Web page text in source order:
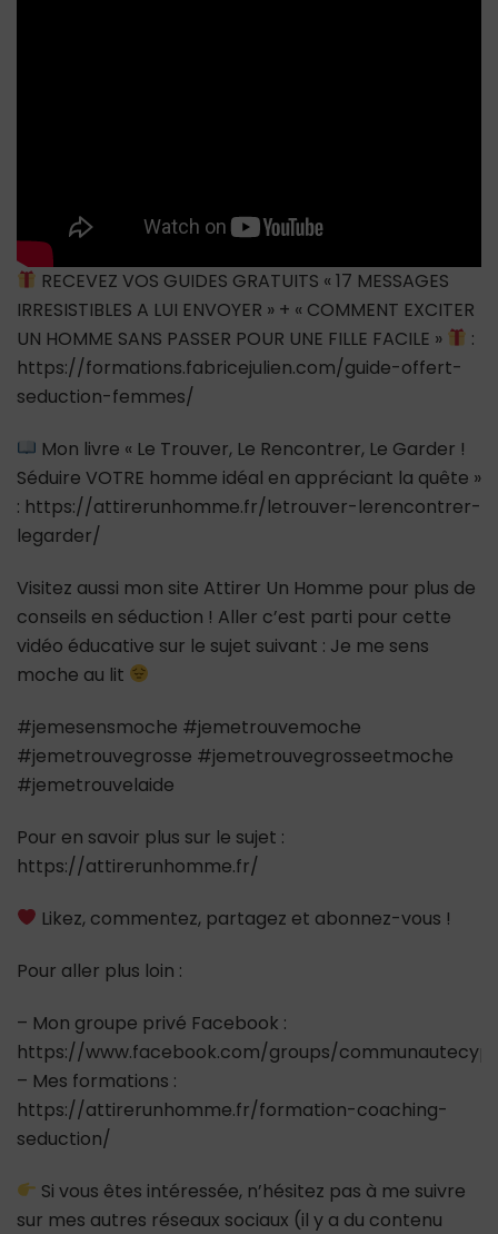
RECEVEZ VOS GUIDES GRATUITS « 17 MESSAGES
IRRESISTIBLES A LUI ENVOYER » + « COMMENT EXCITER
UN HOMME SANS PASSER POUR UNE FILLE FACILE »
:
https://formations.fabricejulien.com/guide-offert-
seduction-femmes/
Mon livre « Le Trouver, Le Rencontrer, Le Garder !
Séduire VOTRE homme idéal en appréciant la quête »
: https://attirerunhomme.fr/letrouver-lerencontrer-
legarder/
Visitez aussi mon site Attirer Un Homme pour plus de
conseils en séduction ! Aller c’est parti pour cette
vidéo éducative sur le sujet suivant : Je me sens
moche au lit
#jemesensmoche #jemetrouvemoche
#jemetrouvegrosse #jemetrouvegrosseetmoche
#jemetrouvelaide
Pour en savoir plus sur le sujet :
https://attirerunhomme.fr/
Likez, commentez, partagez et abonnez-vous !
Pour aller plus loin :
– Mon groupe privé Facebook :
https://www.facebook.com/groups/
– Mes formations :
https://attirerunhomme.fr/formation-coaching-
seduction/
Si vous êtes intéressée, n’hésitez pas à me suivre
sur mes autres réseaux sociaux (il y a du contenu